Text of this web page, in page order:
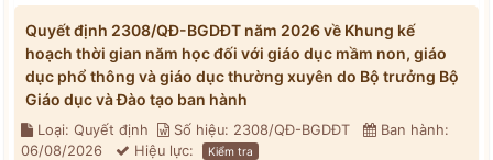
Quyết định 2308/QĐ-BGDĐT năm 2026 về Khung kế
hoạch thời gian năm học đối với giáo dục mầm non, giáo
dục phổ thông và giáo dục thường xuyên do Bộ trưởng Bộ
Giáo dục và Đào tạo ban hành
Loại: Quyết định Số hiệu: 2308/QĐ-BGDĐT
Ban hành:
06/08/2026
Hiệu lực: Kiểm tra